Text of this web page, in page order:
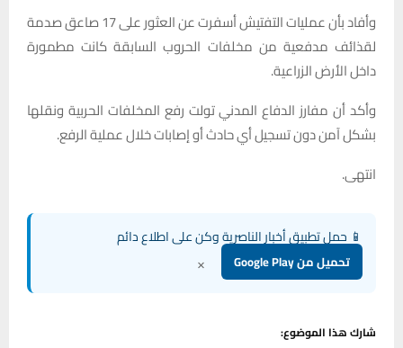
وأفاد بأن عمليات التفتيش أسفرت عن العثور على 17 صاعق صدمة
لقذائف مدفعية من مخلفات الحروب السابقة كانت مطمورة
داخل الأرض الزراعية.
وأكد أن مفارز الدفاع المدني تولت رفع المخلفات الحربية ونقلها
بشكل آمن دون تسجيل أي حادث أو إصابات خلال عملية الرفع.
انتهى.
📱 حمل تطبيق أخبار الناصرية وكن على اطلاع دائم
تحميل من Google Play ×
شارك هذا الموضوع: